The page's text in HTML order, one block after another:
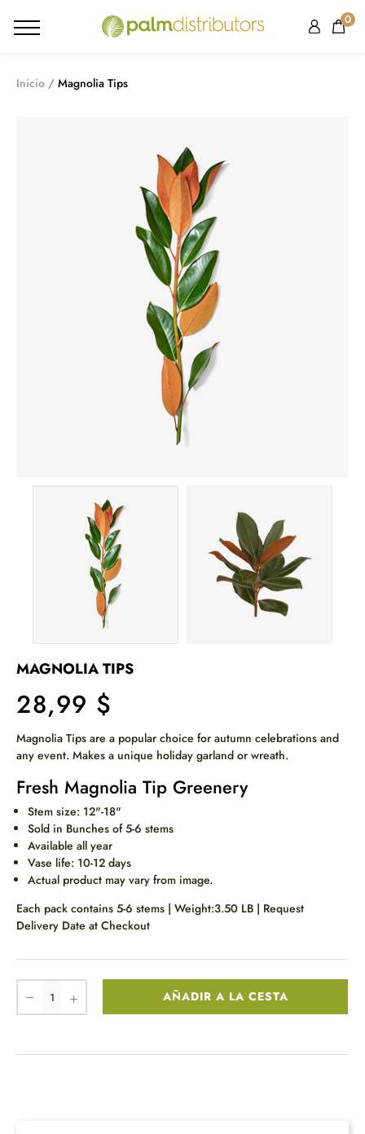
0
Inicio Magnolia Tips
MAGNOLIA TIPS
28,99 $
Magnolia Tips are a popular choice for autumn celebrations and
any event. Makes a unique holiday garland or wreath.
Fresh Magnolia Tip Greenery
Stem size: 12"-18"
Sold in Bunches of 5-6 stems
Available all year
Vase life: 10-12 days
Actual product may vary from image.
Each pack contains 5-6 stems | Weight:3.50 LB | Request
Delivery Date at Checkout
AÑADIR A LA CESTA